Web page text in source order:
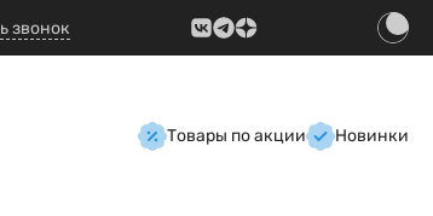
звонок
Товары по акции Новинки